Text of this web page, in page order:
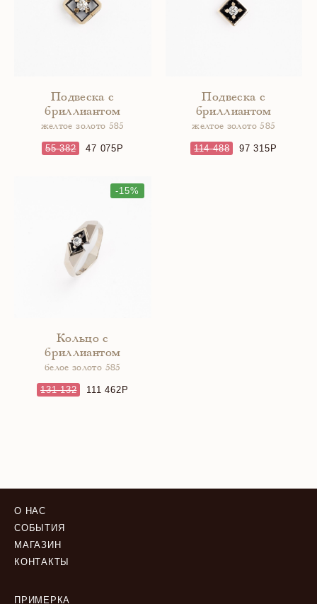
Подвеска с
бриллиантом
желтое золото 585
55 382 47 075
Подвеска с
бриллиантом
желтое золото 585
114 488 97 315
-15%
Кольцо с
бриллиантом
белое золото 585
131 132 111 462
О НАС
СОБЫТИЯ
МАГАЗИН
КОНТАКТЫ
ПРИМЕРКА